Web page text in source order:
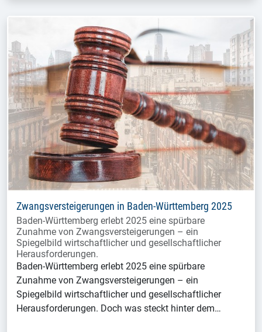
Zwangsversteigerungen in Baden-Württemberg 2025
Baden-Württemberg erlebt 2025 eine spürbare
Zunahme von Zwangsversteigerungen – ein
Spiegelbild wirtschaftlicher und gesellschaftlicher
Herausforderungen.
Baden-Württemberg erlebt 2025 eine spürbare
Zunahme von Zwangsversteigerungen – ein
Spiegelbild wirtschaftlicher und gesellschaftlicher
Herausforderungen. Doch was steckt hinter dem…